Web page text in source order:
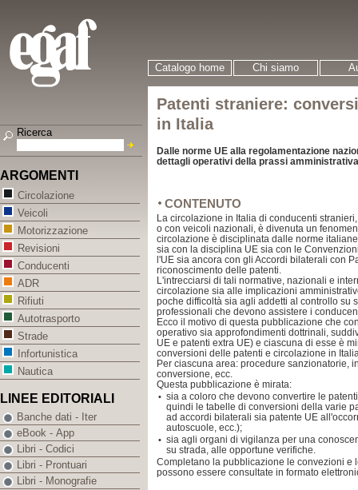
Catalogo home Chi siamo
Patenti straniere:
in Italia
Dalle norme UE alla regolamentazione
dettagli operativi della prassi amministrativa
CONTENUTO
La circolazione in Italia di conducenti
o con veicoli nazionali, è divenuta un
circolazione è disciplinata dalle norme
sia con la disciplina UE sia con le
l'UE sia ancora con gli Accordi bilaterali con
riconoscimento delle patenti.
L'intrecciarsi di tali normative, nazionali e
circolazione sia alle implicazioni
poche difficoltà sia agli addetti al controllo su
professionali che devono assistere i
Ecco il motivo di questa pubblicazione che
operativo sia approfondimenti dottrinali,
UE e patenti extra UE) e ciascuna di esse è
conversioni delle patenti e circolazione in
Per ciascuna area: procedure sanzionatorie,
conversione, ecc.
Questa pubblicazione è mirata:
• sia a coloro che devono convertire le
quindi le tabelle di conversioni della varie
ad accordi bilaterali sia patente UE
autoscuole, ecc.);
• sia agli organi di vigilanza per una
su strada, alle opportune verifiche.
Completano la pubblicazione le convezioni e
possono essere consultate in formato
Ricerca
ARGOMENTI
Circolazione
Veicoli
Motorizzazione
Revisioni
Conducenti
ADR
Rifiuti
Autotrasporto
Strade
Infortunistica
Nautica
LINEE EDITORIALI
Banche dati - Iter
eBook - App
Libri - Codici
Libri - Prontuari
Libri - Monografie